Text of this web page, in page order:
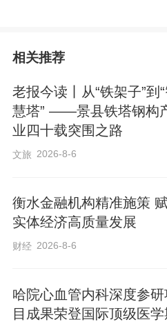
18.6%，位列全省第
一。该类项目不仅可
地，推动能源清洁低
大村集体经济，为乡村
以来，全市续建及新
个，总投资约260亿元
目投资增速达183.8%
资产投资增长形成有
相关推荐
老报今读丨从“铁架子”到
慧塔” ——景县铁塔钢构
业四十载突围之路
文旅 2026-8-6
衡水金融机构精准施策
实体经济高质量发展
财经 2026-8-6
哈院心血管内科深度参研
目成果荣登国际顶级医学